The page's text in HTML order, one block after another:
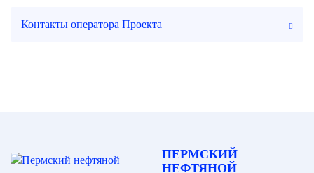
Контакты оператора Проекта
ПЕРМСКИЙ
НЕФТЯНОЙ